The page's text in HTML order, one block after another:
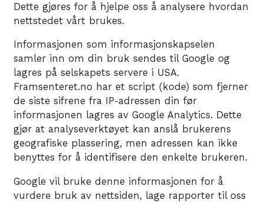
Dette gjøres for å hjelpe oss å analysere hvordan
nettstedet vårt brukes.
Informasjonen som informasjonskapselen
samler inn om din bruk sendes til Google og
lagres på selskapets servere i USA.
Framsenteret.no har et script (kode) som fjerner
de siste sifrene fra IP-adressen din før
informasjonen lagres av Google Analytics. Dette
gjør at analyseverktøyet kan anslå brukerens
geografiske plassering, men adressen kan ikke
benyttes for å identifisere den enkelte brukeren.
Google vil bruke denne informasjonen for å
vurdere bruk av nettsiden, lage rapporter til oss